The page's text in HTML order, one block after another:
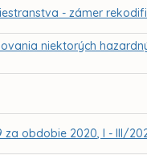
- zámer
niektorých
obdobie 2020, I - III/